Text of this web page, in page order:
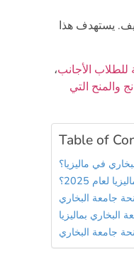
يستهدف هذا
للطلاب الأجانب،
والمنح التي
Table of
في ماليزيا؟
2025؟
جامعة البخاري
البخاري بماليزيا
جامعة البخاري